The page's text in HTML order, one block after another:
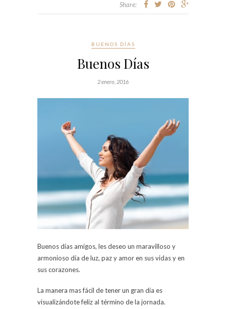
Share:
BUENOS DÌAS
Buenos Días
2 enero, 2016
Buenos días amigos, les deseo un maravilloso y
armonioso día de luz, paz y amor en sus vidas y en
sus corazones.
La manera mas fácil de tener un gran día es
visualizándote feliz al término de la jornada.